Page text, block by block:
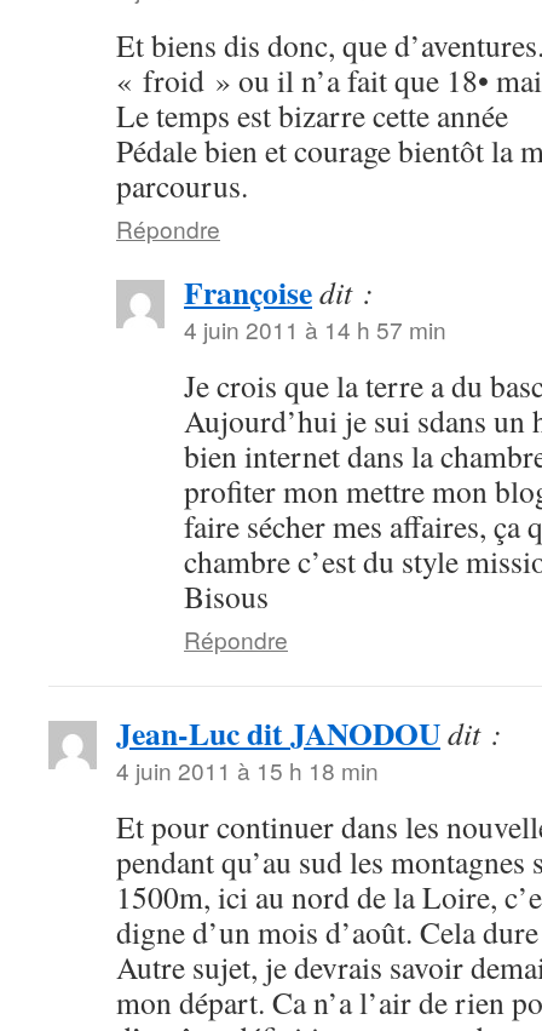
Et biens dis donc, que
« froid » ou il n’a fait que 18•
Le temps est bizarre cette année
Pédale bien et courage bientôt la
parcourus.
Répondre
Françoisedit :
4 juin 2011 à 14 h 57 min
Je crois que la terre a du
Aujourd’hui je sui sdans un
bien internet dans la
profiter mon mettre mon
faire sécher mes affaires, ça
chambre c’est du style
Bisous
Répondre
Jean-Luc dit JANODOUdit :
4 juin 2011 à 15 h 18 min
Et pour continuer dans les
pendant qu’au sud les montagnes
1500m, ici au nord de la Loire,
digne d’un mois d’août. Cela
Autre sujet, je devrais savoir
mon départ. Ca n’a l’air de rien